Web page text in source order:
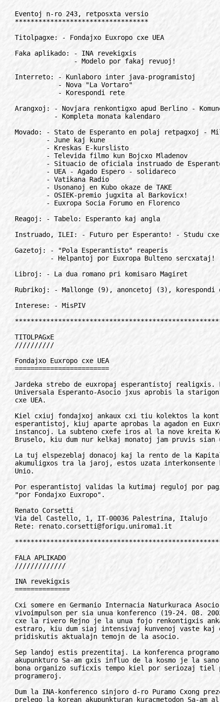
Eventoj n-ro 243, retposxta versio
**********************************

Titolpagxe: - Fondajxo Euxropo cxe UEA

Faka aplikado: - INA revekigxis
               - Modelo por fakaj revuoj!

Interreto: - Kunlaboro inter java-programistoj
           - Nova "La Vortaro"
           - Korespondi rete

Arangxoj: - Novjara renkontigxo apud Berlino - Komune festi la novan jaron
          - Kompleta monata kalendaro

Movado: - Stato de Esperanto en polaj retpagxoj - Miliono da vizitoj!
        - June kaj kune
        - Kreskas E-kurslisto
        - Televida filmo kun Bojcxo Mladenov
        - Situacio de oficiala instruado de Esperanto
        - UEA - Agado Espero - solidareco
        - Vatikana Radio
        - Usonanoj en Kubo okaze de TAKE
        - OSIEK-premio jugxita al Barkovicx!
        - Euxropa Socia Forumo en Florenco

Reagoj: - Tabelo: Esperanto kaj angla

Instruado, ILEI: - Futuro per Esperanto! - Studu cxe AIS

Gazetoj: - "Pola Esperantisto" reaperis
         - Helpantoj por Euxropa Bulteno sercxataj!

Libroj: - La dua romano pri komisaro Magiret

Rubrikoj: - Mallonge (9), anoncetoj (3), korespondi deziras (8)

Interese: - MisPIV

***************************************************************************

TITOLPAGxE
//////////

Fondajxo Euxropo cxe UEA
========================

Jardeka strebo de euxropaj esperantistoj realigxis. La estraro de
Universala Esperanto-Asocio jxus aprobis la starigon de la Fondajxo Euxropo
cxe UEA.

Kiel cxiuj fondajxoj ankaux cxi tiu kolektos la kontribuojn de
esperantistoj, kiuj aparte aprobas la agadon en Euxropo kaj cxe euxropaj
instancoj. La subteno cxefe iros al la nove kreita Komunikad-Centro en
Bruselo, kiu dum nur kelkaj monatoj jam pruvis sian utilecon.

La tuj elspezeblaj donacoj kaj la rento de la Kapitalo Euxropo, kiu
akumuligxos tra la jaroj, estos uzata interkonsente kun Euxropa Esperanto-
Unio.

Por esperantistoj validas la kutimaj reguloj por pagi al UEA kun la indiko
"por Fondajxo Euxropo".

Renato Corsetti
Via del Castello, 1, IT-00036 Palestrina, Italujo
Rete: renato.corsetti@forigu.uniroma1.it

***************************************************************************

FALA APLIKADO
/////////////

INA revekigxis
==============

Cxi somere en Germanio Internacia Naturkuraca Asocio, INA ricevis novan
vivoimpulson per sia unua konferenco (19-24. 08. 2002). En la urbo Krefeld
cxe la rivero Rejno je la unua fojo renkontigxis ankaux la tuta INA-
estraro, kiu dum siaj intensivaj kunvenoj vaste kaj detale analizis kaj
pridiskutis aktualajn temojn de la asocio.

Sep landoj estis prezentitaj. La konferenca programo variis de la koreia
akupunkturo Sa-am gxis influo de la kosmo je la sano de homo. Danke al la
bona organizo suficxis tempo kiel por seriozaj tiel por distraj
programeroj.

Dum la INA-konferenco sinjoro d-ro Puramo Cxong prezentis en publika
prelego la korean akupunkturan kuracmetodon Sa-am al granda nombro de
germanaj fakuloj kaj naturkuracistoj. La prelego, kiu estis perfekte
interpretata de s-ro Harald Schicke, aperis en la loka radio-programo.
Internacia diskonigo de Sa-am estas en la venontaj jaroj unu el la cxefaj
temoj inter la aktivajxoj de INA. Esperanto estas la gxusta komunikilo por
realigi tion, kaj INA la gxusta organo por tio.

La plej gravaj decidoj de la somera konferenco estas ke:

INA havos 2 kategoriojn de membroj: profesiajn membrojn (profesiaj
kuracistoj kaj naturkuracaj fakuloj) kaj ordinarajn membrojn(ceteraj
membroj, kiuj interesigxas pri naturkuracado). Ambaux kategorioj estas
samrajtaj kaj pagas la saman kotizon, nome 30 EUR aux 15 EUR jare
(respektive por A- kaj B-landokategorio laux UEA);

Membroj de INA povas samtempe esti landaj perantoj kaj plenumi taskojn
similajn al tiuj de UEA-fakdelegito: varbi novajn membrojn, informi pri INA
en sia lando ktp. Landaj perantoj rajtas fondi landan INA-sekcion
proprainiciate aux je la estrara decido. (Jam estas perantoj en Germanio,
Nederlando, Francio, Kroatio kaj Koreia Respubliko. En septembro cxi jare
estas fondita landa sekcio en Benino, Afriko. Baldaux ili estos fonditaj en
Koreio, Kroatio kaj Germanio);

INA instigos aux mem prizorgos eldonadon de faklibroj en Esperanto kaj
eventuale en aliaj lingvoj;

INA eldonos revuon kiel membroligilon, en kiu aperos tekstoj de fakaj
prelegoj, tradukitaj artikoloj, informpetoj, membroprofiloj, diversaj
informoj kaj receptoj;

INA organizas la konferencojn kaj seminariojn memstare aux en kunlaboro kun
aliaj asocioj. La tradiciaj jaraj INA-fakkunvenoj, kiuj havas informan
karakteron, okazas dum UK-oj de UEA;

INA celas kunlaboron ankaux kun ne-esperantistaj organizajxoj.Tiucele gxi
faras fakprelegojn aux seminariojn. En sia agado INA estas ne nur por-
Esperanto-asocio, sed ankaux per-Esperanto-asocio.

La 2-a konferenco de INA estas planata por la jaro 2004 en Nederlando. Nun
la estraro diskutas pri seminario somere 2003 en Kroatio, en la bieno de
esperantisto, kiu produktas ekologie purajn legomojn. Dum gxi oni ne nur
lernos la manieron de kultivado kaj prilaboro de tiaj legomoj, sed ankaux
kulinaran preparon de sanigaj mangxajxoj. La bienposedanto, kiu jxus
eldonis sian fakan libron en Esperanto, ofertos interesan prelegon pri tiu
temo.Internacia Naturkuraca Asocio

Retpagxoj: http://www.esp-ina.com
Rete: eweri@forigu.t-online.de

***************************************************************************

Modelo por fakaj revuoj!
========================

Danke al la persista laboro de Jozefo Nemeth, la revuo Internacia Pedagogia
Revuo, IPR havas rekonstruitan, novan kaj tre enhavricxan retejon!

En la retejo vi povas trovi ne nur la enhavon de la lastaj numeroj, sed
ankaux abundajn kunligitajn temojn: indekso de artikoloj kaj temoj de la
lastaj 6 jaroj, abundaj informoj pri ILEI kaj Juna Amiko, ktp. ktp.

La tuta retejo laux enhavo povas servi eble ankaux kiel modelo por fakaj
revuoj. Indas la vizito cxe: http://www.nl-papa.hu/ipr/.

L.S.
el Ret-Info

***************************************************************************

INTERRETO
/////////

Kunlaboro inter Java-programistoj
=================================

La projekto Java Multlingva celas krei plurlingvajn komputilajn programojn,
danke al la programlingvo Java kaj gxia akcepto de Unikodo. La komuna
lingvo inter la kunlaborantoj estos Esperanto. Temos pri liberaj programoj,
t.e. libere elsxulteblaj, uzeblaj kaj modifeblaj. Se vi interesigxas, tuj
vizitu: http://www.multlingveco .java"fan.com.

***************************************************************************

Nova "La Vortaro"
=================

Ni havas la plezuron anonci al vi la aperon de la version 3.6 de La
Vortaro.

La plej grava sxangxo rilatas al la instalado de la programo. La nova
sistemo solvas la problemojn kiujn renkontas la uzantoj de Vindozo NT kaj
XP pri la instalo de la tiparo sed bedauxrinde ne tauxgas por Vindozo 95.
Do estas aparta programo por Vindozo 95/98 kaj Vindozo NT, 2000. ME. XP.

La ceteraj sxangxoj temas pri etaj plibonigoj kaj aktualigoj:
- La butono tiparo nun aperigas la tutan esperantan alfabeton;
- La klavkomandoj nun bone funkcias;
- En la rubriko Helpo, la subrubrikoj: helpo de La Vortaro kaj rilate al
  estis aktualigitaj.

La sxangxoj cxefe rilatas al la retadresoj.

Elsxutu kaj instalu la novan version de: http://www.la-vortaro.net

La nova versio simple anstatauxigos la malnovan.

Bernard(o)
Rete: bvivier@forigu.la-vortaro.net

***************************************************************************

Korespondi rete
===============

Krom la Koresponda Servo Mondskala, KSM ekzistas ankaux Esperanto
Koresponda Servo, EKS, kiu cxiumonate aperigas liston de korespondemaj
homoj. Plejparte el ili emas komuniki rete sed estas ankaux tiuj kiuj
uzemas ankaux la tradician paperan posxton. Interesitoj vizitu:
http://members.aol.com/enrike/ekspeto.htm.

Aleksandr Blinov
Rete: esperant@forigu.<179>tts.ru

***************************************************************************

ARANGxOJ
////////

Novjara Renkontigxo apud Berlino
================================

Komune festi la Novan Jaron

Ni invitas vin partopreni jarfine en nova renkontigxo - Novjara
Renkontigxo, NoRo. Ni, tio estas kelkaj iamaj kunlaborantoj de Germana
Esperanto-Junularo, cxefe Dagmar Schutte kaj Lu Wunsch-Rolshoven. Ni volas
refoje kunveni cxirkaux silvestro en internacia rondo kiel antaux jardeko
dum internaciaj junularaj renkontigxoj. Ni volas revidi amikojn kaj
konatojn de tiam kaj konatigxi kun multaj aliaj, kiuj intertempe lernis
Esperanton - aux kiuj tiam ne povis cxeesti.

Kun plilongigo: de 27-a de decembro gxis 3-a de januaro. Por tiu cxi unua
renkontigxo ni decidis organizi nur kvin tranoktojn. Eble kelkaj el vi
sxatos resti unu aux du tagojn pli longe en la komenco aux en la fino -
kiel faros kelkaj el la organizantoj - tio eblos favorpreze en iom malpli
granda rondo.

Vi estos bonvena!

Multaj el la partoprenantoj estos mezagxuloj kun aux sen familio - bonvenos
ankaux homoj pli junaj aux pli agxaj. Gxis nun ni kolektis grupon de
proksimume kvardek homoj el ses landoj, kiuj sxatos partopreni, kaj ni
atendas entute eble sesdek partoprenantojn.

La renkontigxo cxefe direktigxas al Esperanto"parolantoj. Kompreneble
kunuloj kaj infanoj estos bonvenaj ankaux sen kono de Esperanto. Por
faciligi ilian partoprenon en la renkontigxo ni antauxvidas iom intensan
kurson en la komenco de la renkontigxo.

Libertempo kaj iom da klerigxo

Ni komune pasigu kelkajn agrablajn tagojn kaj havu multan lokon por
neformalaj interparoloj. Ni gxuu promenojn kaj vesperan programon. Ni amuzu
niajn infanojn kaj ili nin. Certe ne manku la oferto de prelegoj kaj
diskutoj. Ni antauxvidas aldoni kelkajn kursojn pri kapabloj de la cxiutaga
vivo - eble pri komputiloj kaj interreto, pri komunikado aux pri notado de
ideoj per "mensomapoj". Kaj se vi havas aldonan deziron pri programoferto:
Kontaktu nin, ni volonte pripensos la programon kun vi.
Pliaj informoj kaj aligxo cxe:

EsperantoLand
Lu Wunsch-Rolshoven
Wiclefstr. 9, DE-10551 Berlin, Germanio